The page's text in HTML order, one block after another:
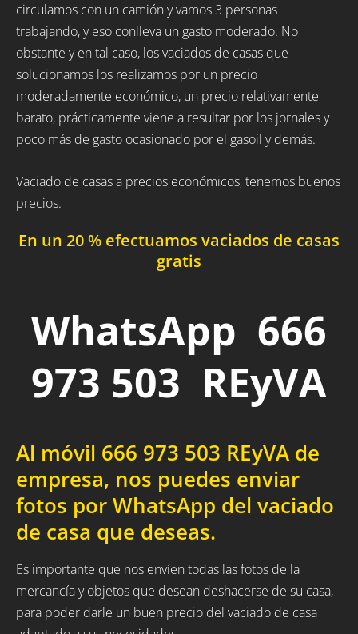
circulamos con un camión y vamos 3 personas
trabajando, y eso conlleva un gasto moderado. No
obstante y en tal caso, los vaciados de casas que
solucionamos los realizamos por un precio
moderadamente económico, un precio relativamente
barato, prácticamente viene a resultar por los jornales y
poco más de gasto ocasionado por el gasoil y demás.
Vaciado de casas a precios económicos, tenemos buenos
precios.
En un 20 % efectuamos vaciados de casas
gratis
WhatsApp 666
973 503 REyVA
Al móvil 666 973 503 REyVA de
empresa, nos puedes enviar
fotos por WhatsApp del vaciado
de casa que deseas.
Es importante que nos envíen todas las fotos de la
mercancía y objetos que desean deshacerse de su casa,
para poder darle un buen precio del vaciado de casa